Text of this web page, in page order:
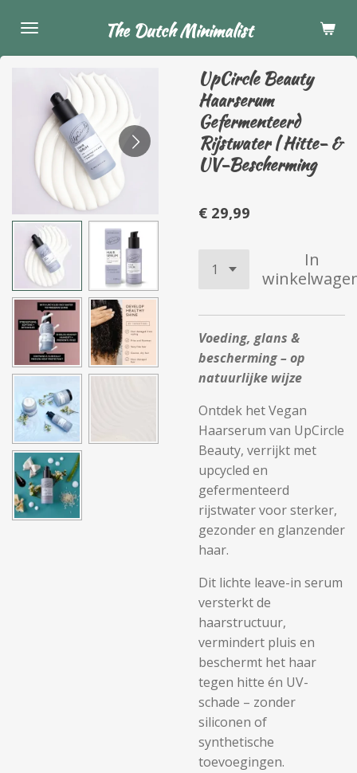
direct
naar
hoofdinhoud
The Dutch Minimalist
UpCircle Beauty
Haarserum
Gefermenteerd
Rijstwater | Hitte- &
UV-Bescherming
€ 29,99
In
Voeding, glans &
bescherming – op
natuurlijke wijze
Ontdek het Vegan
Haarserum van UpCircle
Beauty, verrijkt met
upcycled en
gefermenteerd
rijstwater voor sterker,
gezonder en glanzender
haar.
Dit lichte leave-in serum
versterkt de
haarstructuur,
vermindert pluis en
beschermt het haar
tegen hitte én UV-
schade – zonder
siliconen of
synthetische
toevoegingen.